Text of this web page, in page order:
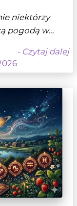
niektórzy
pogodą w...
- Czytaj dalej